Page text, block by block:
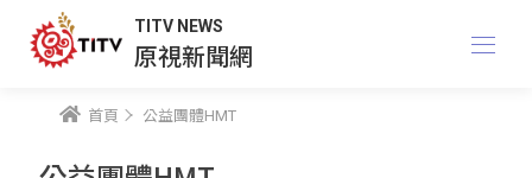
TITV NEWS
原視新聞網
首頁 公益團體HMT